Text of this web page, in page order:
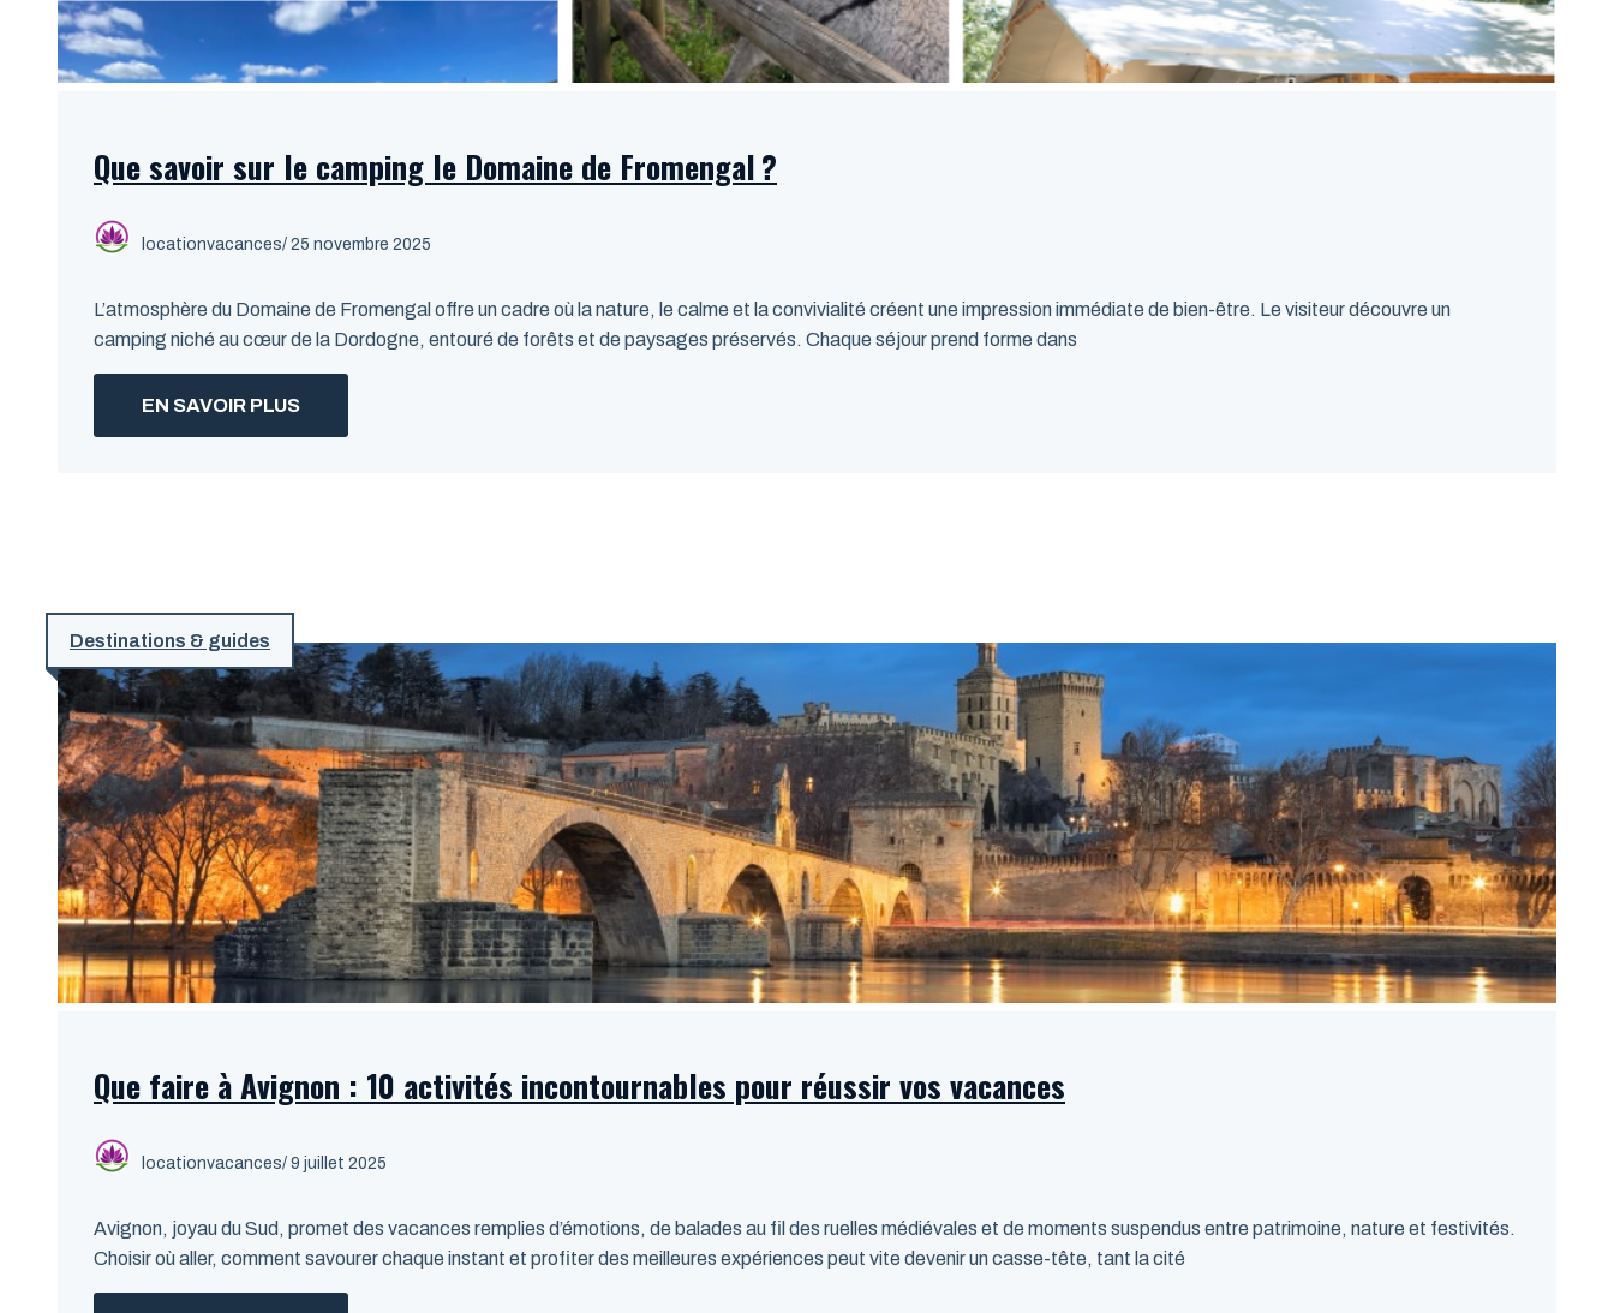
Que savoir sur le camping le Domaine de Fromengal ?
locationvacances/ 25 novembre 2025
L’atmosphère du Domaine de Fromengal offre un cadre où la nature, le calme et la convivialité créent une impression immédiate de bien-être. Le visiteur découvre un
camping niché au cœur de la Dordogne, entouré de forêts et de paysages préservés. Chaque séjour prend forme dans
EN SAVOIR PLUS
Destinations & guides
Que faire à Avignon : 10 activités incontournables pour réussir vos vacances
locationvacances/ 9 juillet 2025
Avignon, joyau du Sud, promet des vacances remplies d’émotions, de balades au fil des ruelles médiévales et de moments suspendus entre patrimoine, nature et festivités.
Choisir où aller, comment savourer chaque instant et profiter des meilleures expériences peut vite devenir un casse-tête, tant la cité